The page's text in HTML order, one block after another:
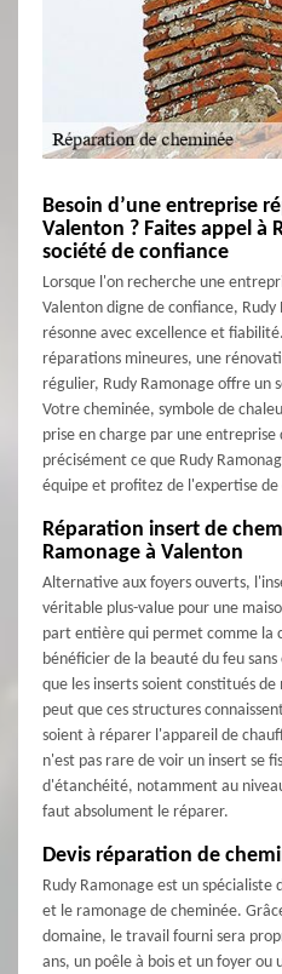
Besoin d’une entreprise
Valenton ? Faites appel à
société de confiance
Lorsque l'on recherche une
Valenton digne de confiance,
résonne avec excellence et
réparations mineures, une
régulier, Rudy Ramonage offre un
Votre cheminée, symbole de
prise en charge par une
précisément ce que Rudy
équipe et profitez de l'expertise
Réparation insert de
Ramonage à Valenton
Alternative aux foyers ouverts,
véritable plus-value pour une
part entière qui permet comme la
bénéficier de la beauté du feu
que les inserts soient constitués
peut que ces structures
soient à réparer l'appareil de
n'est pas rare de voir un insert se
d'étanchéité, notamment au
faut absolument le réparer.
Devis réparation de
Rudy Ramonage est un
et le ramonage de cheminée.
domaine, le travail fourni sera
ans, un poêle à bois et un foyer